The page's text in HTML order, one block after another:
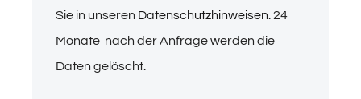
Sie in unseren Datenschutzhinweisen. 24
Monate nach der Anfrage werden die
Daten gelöscht.